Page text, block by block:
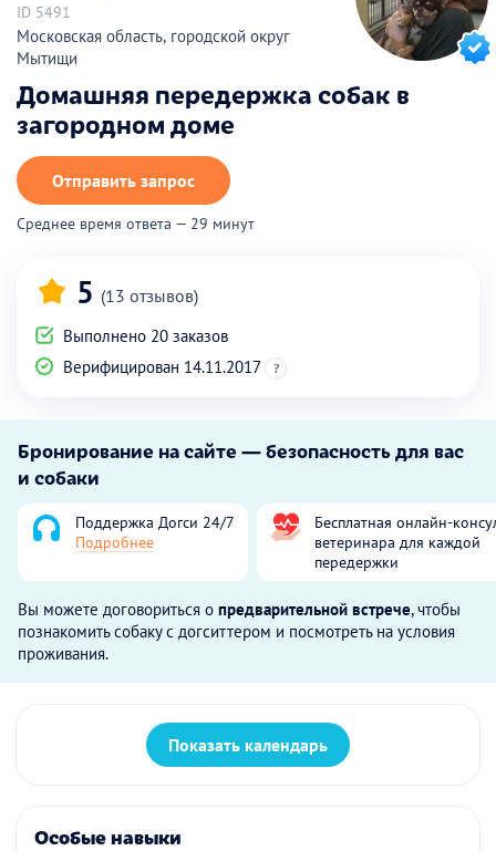
ID 5491
Московская область, городской округ
Мытищи
Домашняя передержка собак в
загородном доме
Отправить запрос
Среднее время ответа — 29 минут
5 (13 отзывов)
Выполнено 20 заказов
Верифицирован 14.11.2017
?
Бронирование на сайте — безопасность для вас
и собаки
Поддержка Догси 24/7
Подробнее
Бесплатная онлайн-
ветеринара для каждой
передержки
Вы можете договориться о предварительной встрече, чтобы
познакомить собаку с догситтером и посмотреть на условия
проживания.
Показать календарь
Особые навыки